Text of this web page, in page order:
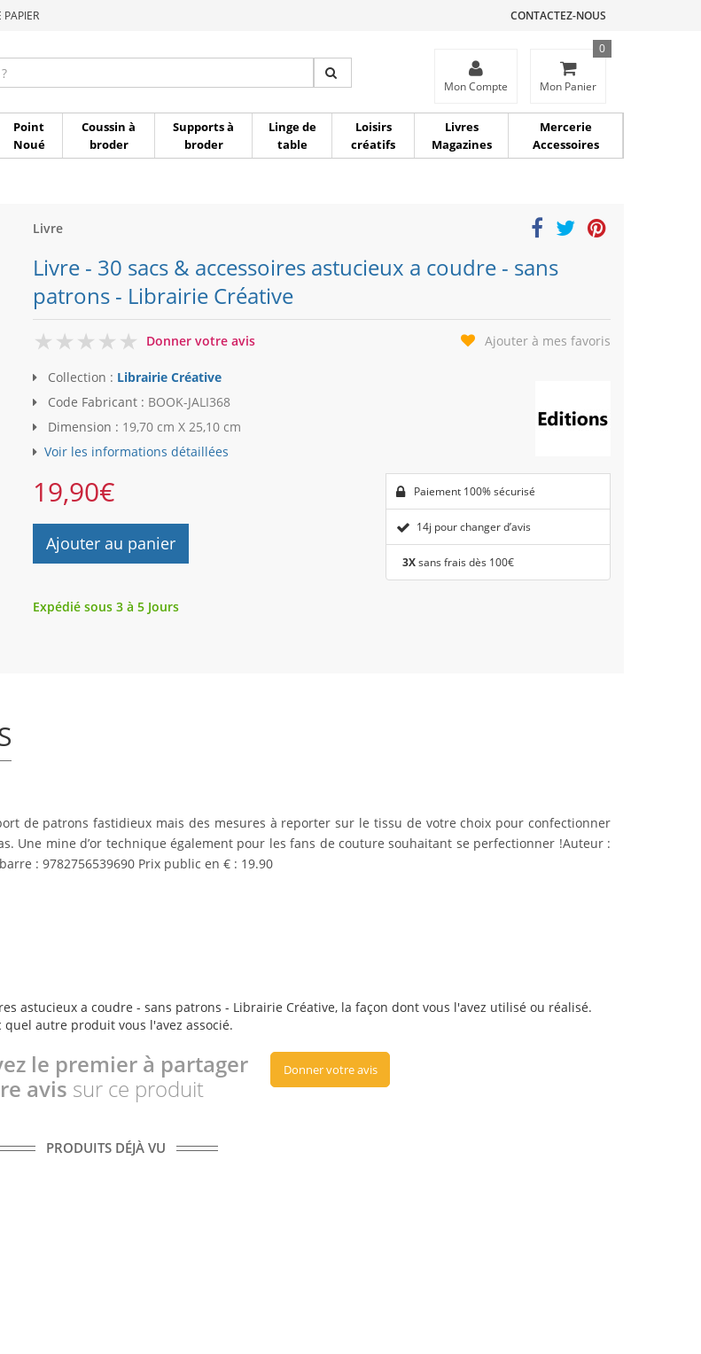
CONTACTEZ-NOUS
Mon Compte Mon Panier
0
Point
Noué
Coussin à
broder
Supports à
broder
Linge de
table
Loisirs
créatifs
Livres
Magazines
Mercerie
Accessoires
Livre
Livre - 30 sacs & accessoires astucieux a coudre - sans
patrons - Librairie Créative
0
Donner votre avis Ajouter à mes favoris
Collection : Librairie Créative
Code Fabricant : BOOK-JALI368
Dimension : 19,70 cm X 25,10 cm
Voir les informations détaillées
19,90€
Ajouter au panier
Paiement 100% sécurisé
14j pour changer d’avis
3Xsans frais dès 100€
Expédié sous 3 à 5 Jours
de patrons fastidieux mais des mesures à reporter sur le tissu de votre choix pour confectionner
Une mine d’or technique également pour les fans de couture souhaitant se perfectionner !Auteur :
: 9782756539690 Prix public en € : 19.90
astucieux a coudre - sans patrons - Librairie Créative, la façon dont vous l'avez utilisé ou réalisé.
autre produit vous l'avez associé.
le premier à partager
avis sur ce produit
Donner votre avis
PRODUITS DÉJÀ VU